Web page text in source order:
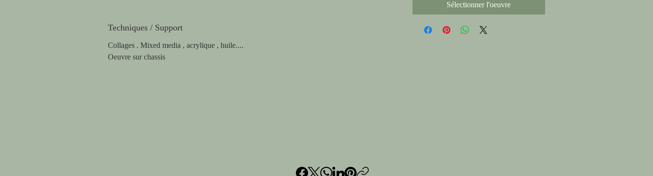
Techniques / Support
Collages . Mixed media , acrylique , huile....
Oeuvre sur chassis
Sélectionner l'oeuvre